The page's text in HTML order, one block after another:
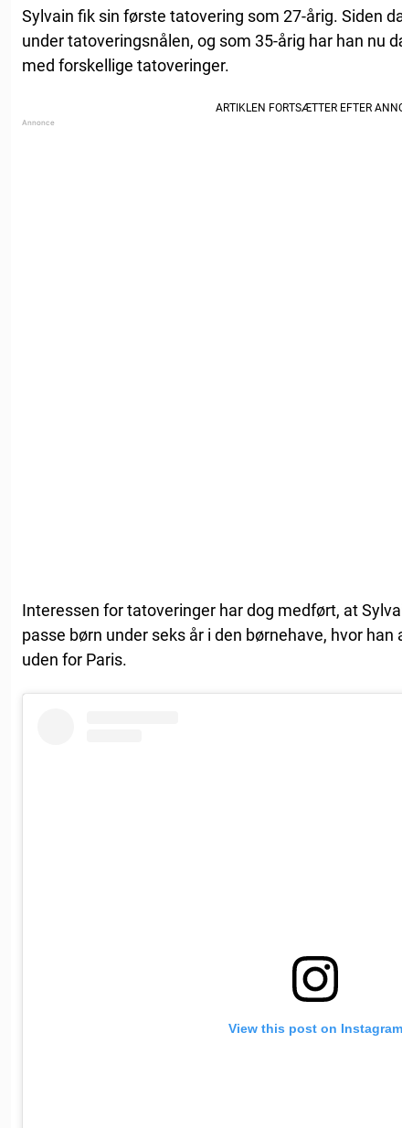
Sylvain fik sin første tatovering som 27-årig. Siden
under tatoveringsnålen, og som 35-årig har han nu
med forskellige tatoveringer.
Interessen for tatoveringer har dog medført, at
passe børn under seks år i den børnehave, hvor han
uden for Paris.
View this post on Instagram